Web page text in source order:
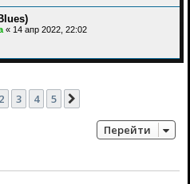
« 14 апр 2022, 22:02
2 3 4 5
Перейти